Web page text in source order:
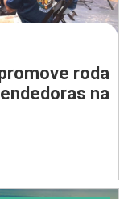
roda
na